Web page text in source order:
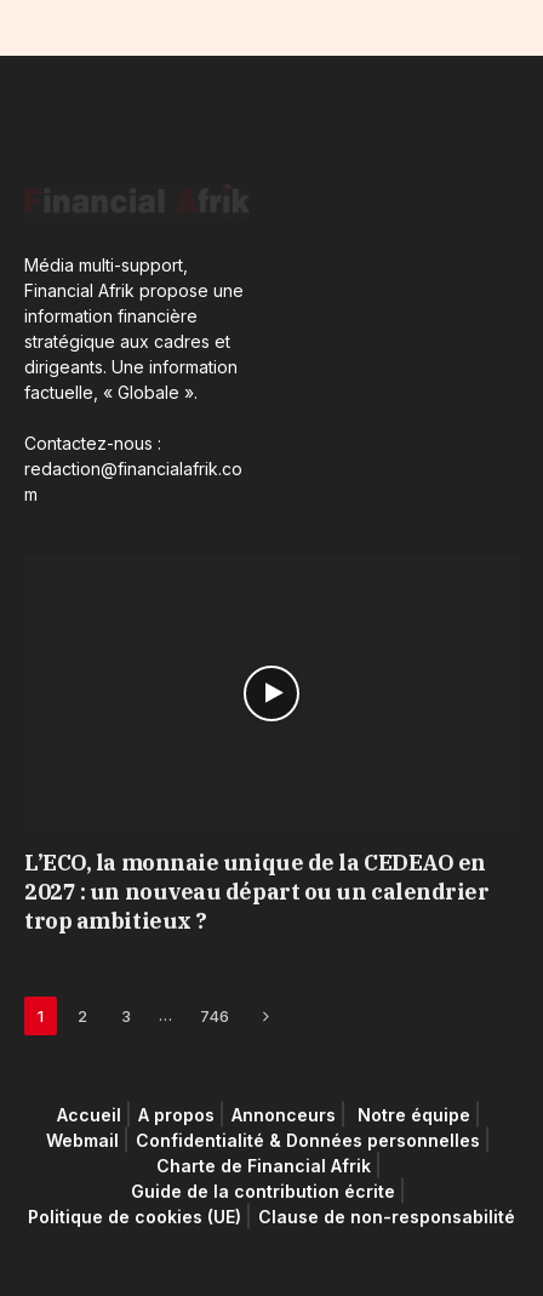
Média multi-support,
Financial Afrik propose une
information financière
stratégique aux cadres et
dirigeants. Une information
factuelle, « Globale ».
Contactez-nous :
redaction@financialafrik.co
m
L’ECO, la monnaie unique de la CEDEAO en
2027 : un nouveau départ ou un calendrier
trop ambitieux ?
1 2 3 … 746 Next
Accueil A propos Annonceurs
Notre équipe
Webmail
Confidentialité & Données personnelles
Charte de Financial Afrik
Guide de la contribution écrite
Politique de cookies (UE)
Clause de non-responsabilité